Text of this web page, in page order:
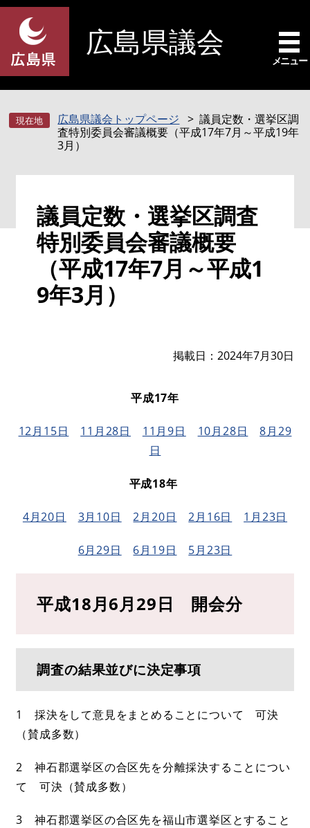
ペ
先
頭
す
メ
を
飛
し
広島県議会
メニュー
広島県議会トップページ
議員定数・選挙区調
査特別委員会審議概要（平成17年7月～平成19年
3月）
議員定数・選挙区調査
特別委員会審議概要
（平成17年7月～平成1
9年3月）
掲載日 2024年7月30日
平成17年
12月15日 11月28日 11月9日 10月28日
8月29
日
平成18年
4月20日 3月10日 2月20日 2月16日 1月23日
6月29日 6月19日 5月23日
平成18月6月29日 開会分
調査の結果並びに決定事項
1 採決をして意見をまとめることについて 可決
（賛成多数）
2 神石郡選挙区の合区先を分離採決することについ
て 可決（賛成多数）
3 神石郡選挙区の合区先を福山市選挙区とすること